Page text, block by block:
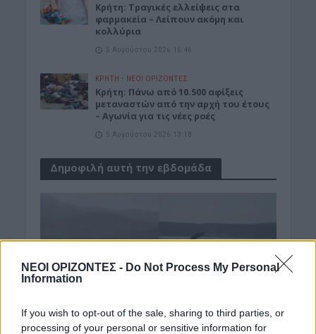
ΝΕΟΙ ΟΡΙΖΟΝΤΕΣ - Do Not Process My Personal
Information
If you wish to opt-out of the sale, sharing to third parties, or
processing of your personal or sensitive information for
Κρήτη: Τραγικές ελλείψεις στα
φαρμακεία – Λείπουν ακόμη και
κολλύρια
5 Αυγούστου 2026 16:46
ΚΡΗΤΗ • ΝΕΟΙ ΟΡΙΖΟΝΤΕΣ
Κρήτη: Πάνω από 10.500 αφίξεις
μεταναστών από την αρχή του έτους
– Αγωνία για τις νέες ροές
5 Αυγούστου 2026 13:18
Δημοφιλή αυτή την εβδομάδα